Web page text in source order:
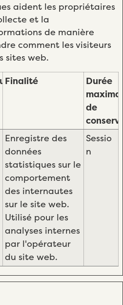
aident les propriétaires
et la
de manière
comment les visiteurs
sites web.
Finalité
Durée
de
Enregistre des
données
statistiques sur le
comportement
des internautes
sur le site web.
Utilisé pour les
analyses internes
par l'opérateur
du site web.
Sessio
n